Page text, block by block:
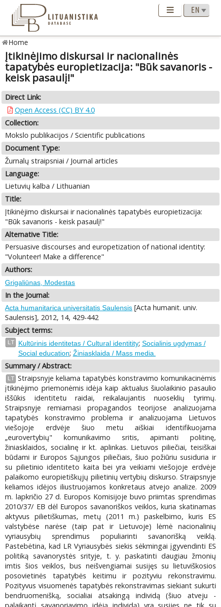
Home
Įtikinėjimo diskursai ir nacionalinės
tapatybės europietizacija: "Būk savanoris -
keisk pasaulį!"
Direct Link:
Open Access (CC) BY 4.0
Collection:
Mokslo publikacijos / Scientific publications
Document Type:
Žurnalų straipsniai / Journal articles
Language:
Lietuvių kalba / Lithuanian
Title:
Įtikinėjimo diskursai ir nacionalinės tapatybės europietizacija:
"Būk savanoris - keisk pasaulį!"
Alternative Title:
Persuasive discourses and europetization of national identity:
"Volunteer! Make a difference"
Authors:
Grigaliūnas, Modestas
In the Journal:
Acta humanitarica universitatis Saulensis [Acta humanit. univ.
Saulensis], 2012, 14, 429-442
Subject terms:
LT Kultūrinis identitetas / Cultural identitity; Socialinis ugdymas /
Social education; Žiniasklaida / Mass media.
Summary / Abstract:
LT Straipsnyje keliama tapatybės konstravimo komunikacinėmis
įtikinėjimo priemonėmis idėja kaip aktualus šiuolaikinio pasaulio
iššūkis identitetu raidai, reikalaujantis nuoseklių tyrimų.
Straipsnyje remiamasi propagandos teorijose analizuojama
tapatybės konstravimo problema ir analizuojama Lietuvos
viešojoje erdvėje šiuo metu aiškiai identifikuojama
„eurovertybių" komunikavimo sritis, apimanti politinę,
žiniasklaidos, socialinę ir kt. aplinkas. Lietuvos piliečiai, teisiškai
būdami ir Europos Sąjungos piliečiais, šiuo požiūriu susiduria ir
su pilietinio identiteto kaita bei yra veikiami viešojoje erdvėje
palaikomo europietiškųjų pilietinių vertybių diskurso. Straipsnyje
keliamos idėjos iliustruojamos konkretaus atvejo analize. 2009
m. lapkričio 27 d. Europos Komisijoje buvo priimtas sprendimas
2010/37/ EB dėl Europos savanoriškos veiklos, kuria skatinamas
aktyvus pilietiškumas, metų (2011 m.) paskelbimo, kuris ES
valstybėse narėse (taip pat ir Lietuvoje) lėmė nacionalinių
vyriausybių sprendimus populiarinti savanorišką veiklą.
Pastebėtina, kad LR Vyriausybės siekis sėkmingai įgyvendinti ES
politiką savanorystės srityje, t. y. paskatinti daugiau žmonių
imtis šios veiklos, bus neišvengiamai susijęs su lietuviškosios
posovietinės tapatybės keitimu ir pozityviu rekonstravimu.
Pozityvus visuomenės tapatybės rekonstravimas siekiant sukurti
bendruomenišką, socialiai atsakingą individą (šiuo atveju -